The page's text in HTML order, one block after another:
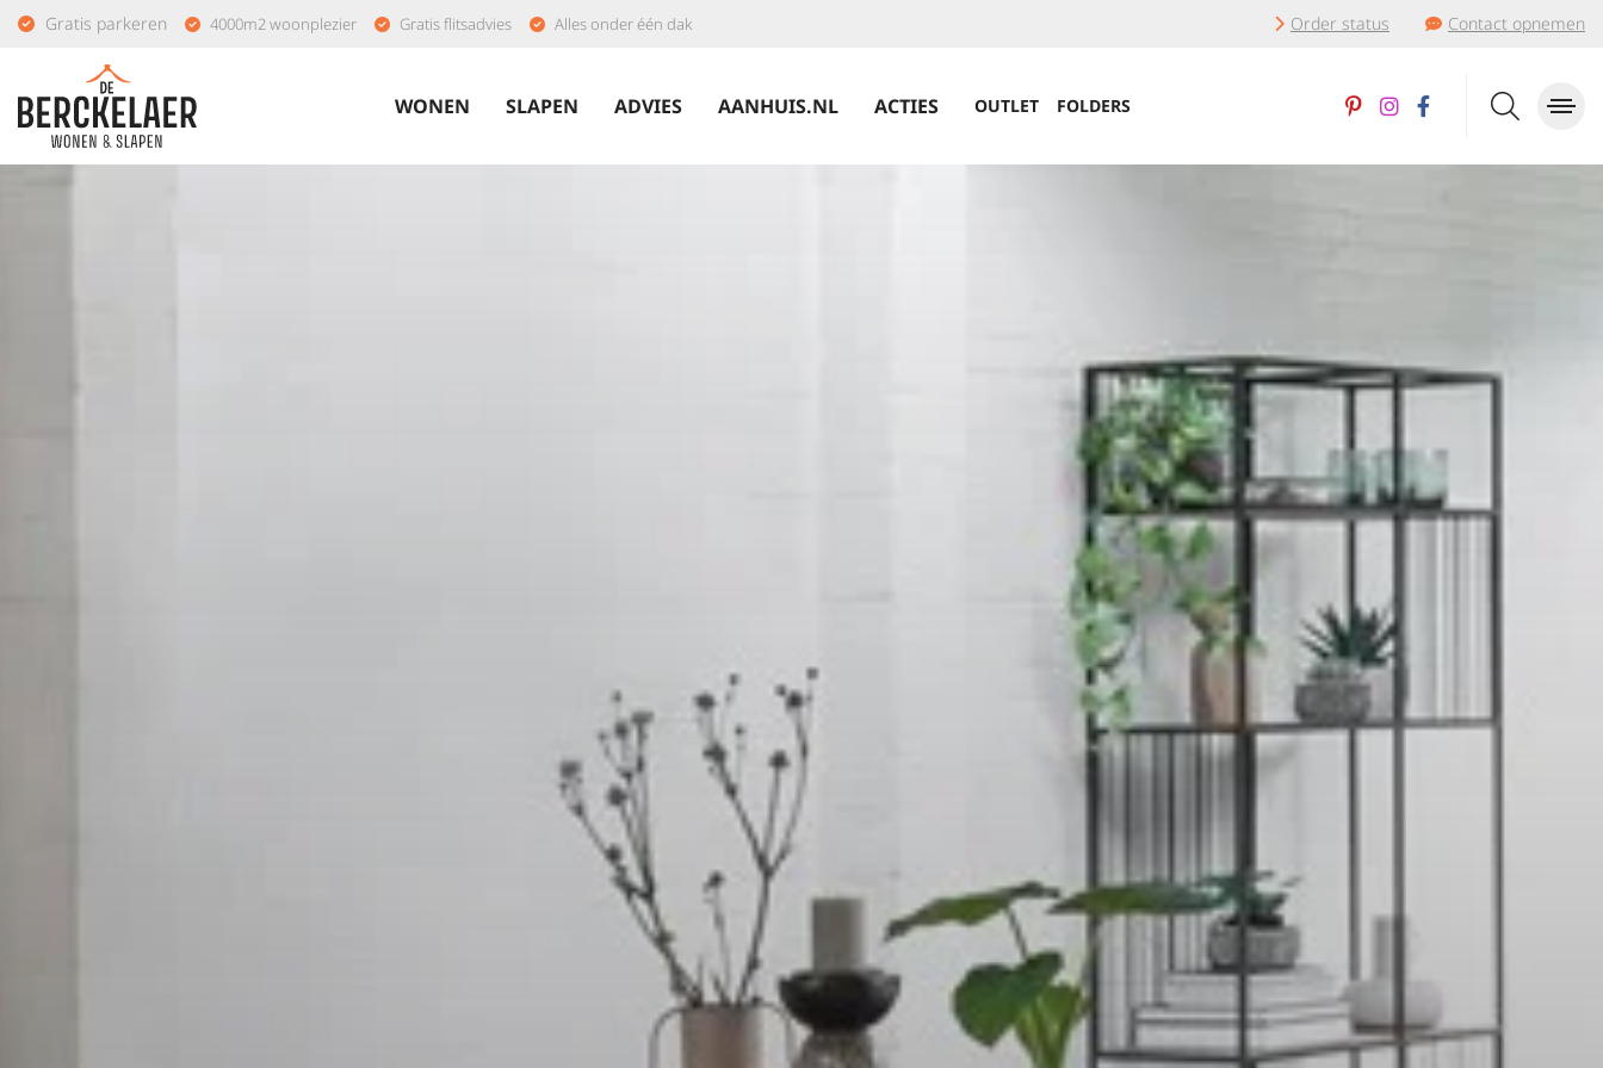
Gratis parkeren 4000m2 woonplezier Gratis flitsadvies Alles onder één dak Order status Contact opnemen
WONEN SLAPEN ADVIES AANHUIS.NL ACTIES OUTLET FOLDERS